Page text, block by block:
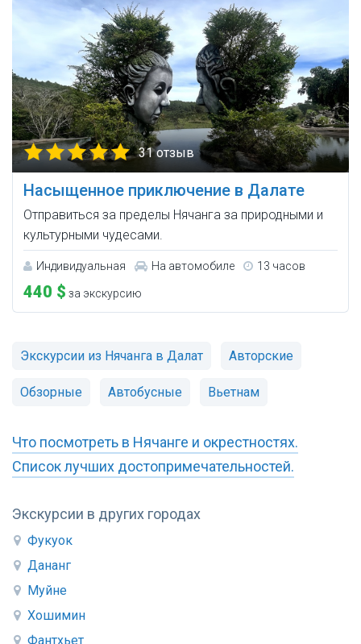
Экскурсии в других городах
Фукуок
Дананг
Муйне
Хошимин
Фантхьет
31 отзыв
Насыщенное приключение в Далате
Отправиться за пределы Нячанга за природными и
культурными чудесами.
Индивидуальная На автомобиле 13 часов
440 $ за экскурсию
Экскурсии из Нячанга в Далат Авторские
Обзорные Автобусные Вьетнам
Что посмотреть в Нячанге и окрестностях.
Список лучших достопримечательностей.